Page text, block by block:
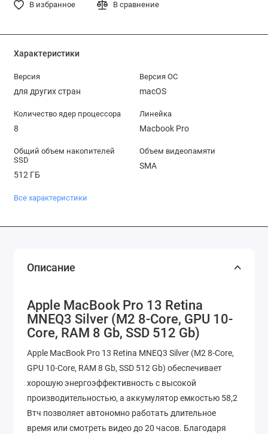
В избранное В сравнение
Характеристики
Версия
для других стран
Версия ОС
macOS
Количество ядер процессора
8
Линейка
Macbook Pro
Общий объем накопителей
SSD
512 ГБ
Объем видеопамяти
SMA
Все характеристики
Описание
Apple MacBook Pro 13 Retina
MNEQ3 Silver (M2 8-Core, GPU 10-
Core, RAM 8 Gb, SSD 512 Gb)
Apple MacBook Pro 13 Retina MNEQ3 Silver (M2 8-Core,
GPU 10-Core, RAM 8 Gb, SSD 512 Gb) обеспечивает
хорошую энергоэффективность с высокой
производительностью, а аккумулятор емкостью 58,2
Втч позволяет автономно работать длительное
время или смотреть видео до 20 часов. Благодаря